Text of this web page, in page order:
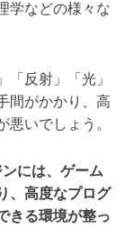
学などの様々な
反射」「光」
間がかかり、高
悪いでしょう。
には、ゲーム
、高度なプログ
きる環境が整っ